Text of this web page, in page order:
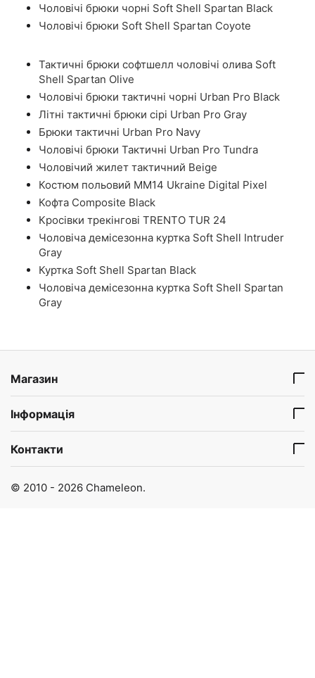
Чоловічі брюки чорні Soft Shell Spartan Black
Чоловічі брюки Soft Shell Spartan Coyote
Тактичні брюки софтшелл чоловічі олива Soft
Shell Spartan Olive
Чоловічі брюки тактичні чорні Urban Pro Black
Літні тактичні брюки сірі Urban Pro Gray
Брюки тактичні Urban Pro Navy
Чоловічі брюки Тактичні Urban Pro Tundra
Чоловічий жилет тактичний Beige
Костюм польовий ММ14 Ukraine Digital Pixel
Кофта Composite Black
Кросівки трекінгові TRENTO TUR 24
Чоловіча демісезонна куртка Soft Shell Intruder
Gray
Куртка Soft Shell Spartan Black
Чоловіча демісезонна куртка Soft Shell Spartan
Gray
Магазин
Інформація
Контакти
© 2010 - 2026 Chameleon.